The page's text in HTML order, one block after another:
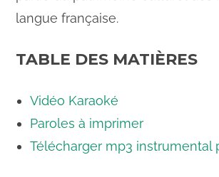
langue française.
TABLE DES MATIÈRES
Vidéo Karaoké
Paroles à imprimer
Télécharger mp3 instrumental